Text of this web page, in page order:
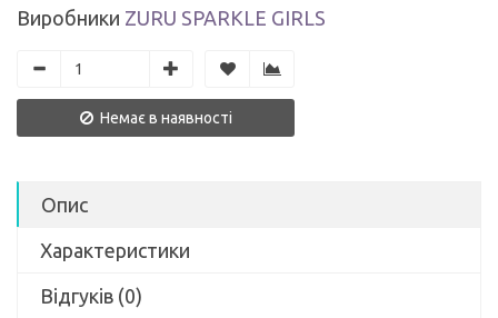
Виробники ZURU SPARKLE GIRLS
Немає в наявності
Опис
Характеристики
Відгуків (0)